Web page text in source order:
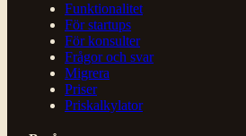
Funktionalitet
För startups
För konsulter
Frågor och svar
Migrera
Priser
Priskalkylator